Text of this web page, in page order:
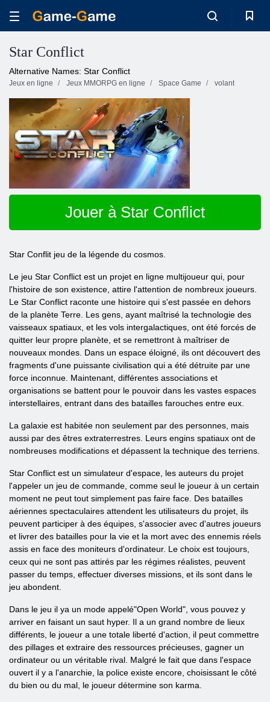
Star Conflict
Alternative Names: Star Conflict
Jeux en ligne Jeux MMORPG en ligne Space Game volant
Jouer à Star Conflict
Star Conflit jeu de la légende du cosmos.
Le jeu Star Conflict est un projet en ligne multijoueur qui, pour
l'histoire de son existence, attire l'attention de nombreux joueurs.
Le Star Conflict raconte une histoire qui s'est passée en dehors
de la planète Terre. Les gens, ayant maîtrisé la technologie des
vaisseaux spatiaux, et les vols intergalactiques, ont été forcés de
quitter leur propre planète, et se remettront à maîtriser de
nouveaux mondes. Dans un espace éloigné, ils ont découvert des
fragments d'une puissante civilisation qui a été détruite par une
force inconnue. Maintenant, différentes associations et
organisations se battent pour le pouvoir dans les vastes espaces
interstellaires, entrant dans des batailles farouches entre eux.
La galaxie est habitée non seulement par des personnes, mais
aussi par des êtres extraterrestres. Leurs engins spatiaux ont de
nombreuses modifications et dépassent la technique des terriens.
Star Conflict est un simulateur d'espace, les auteurs du projet
l'appeler un jeu de commande, comme seul le joueur à un certain
moment ne peut tout simplement pas faire face. Des batailles
aériennes spectaculaires attendent les utilisateurs du projet, ils
peuvent participer à des équipes, s'associer avec d'autres joueurs
et livrer des batailles pour la vie et la mort avec des ennemis réels
assis en face des moniteurs d'ordinateur. Le choix est toujours,
ceux qui ne sont pas attirés par les régimes réalistes, peuvent
passer du temps, effectuer diverses missions, et ils sont dans le
jeu abondent.
Dans le jeu il ya un mode appelé"Open World", vous pouvez y
arriver en faisant un saut hyper. Il a un grand nombre de lieux
différents, le joueur a une totale liberté d'action, il peut commettre
des pillages et extraire des ressources précieuses, gagner un
ordinateur ou un véritable rival. Malgré le fait que dans l'espace
ouvert il y a l'anarchie, la police existe encore, choisissant le côté
du bien ou du mal, le joueur détermine son karma.